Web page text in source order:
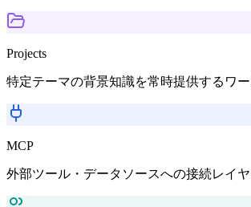
Projects
特定テーマの背景知識を常時提供するワ
MCP
外部ツール・データソースへの接続レイ